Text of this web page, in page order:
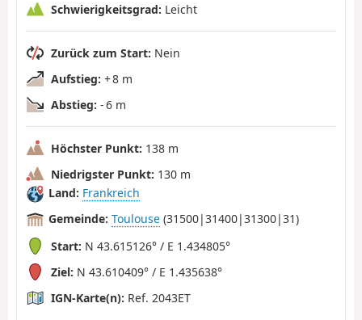
Schwierigkeitsgrad: Leicht
Zurück zum Start: Nein
Aufstieg: + 8 m
Abstieg: - 6 m
Höchster Punkt: 138 m
Niedrigster Punkt: 130 m
Land: Frankreich
Gemeinde: Toulouse (31500|31400|31300|31)
Start: N 43.615126° / E 1.434805°
Ziel: N 43.610409° / E 1.435638°
IGN-Karte(n): Ref. 2043ET